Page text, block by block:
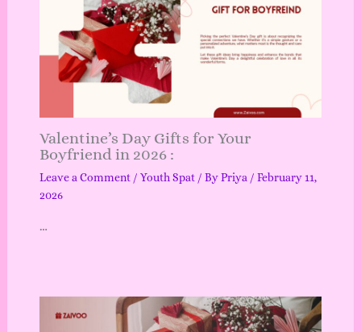
Valentine’s Day Gifts for Your
Boyfriend in 2026 :
Leave a Comment / Youth Spat/ ByPriya / February 11,
2026
…